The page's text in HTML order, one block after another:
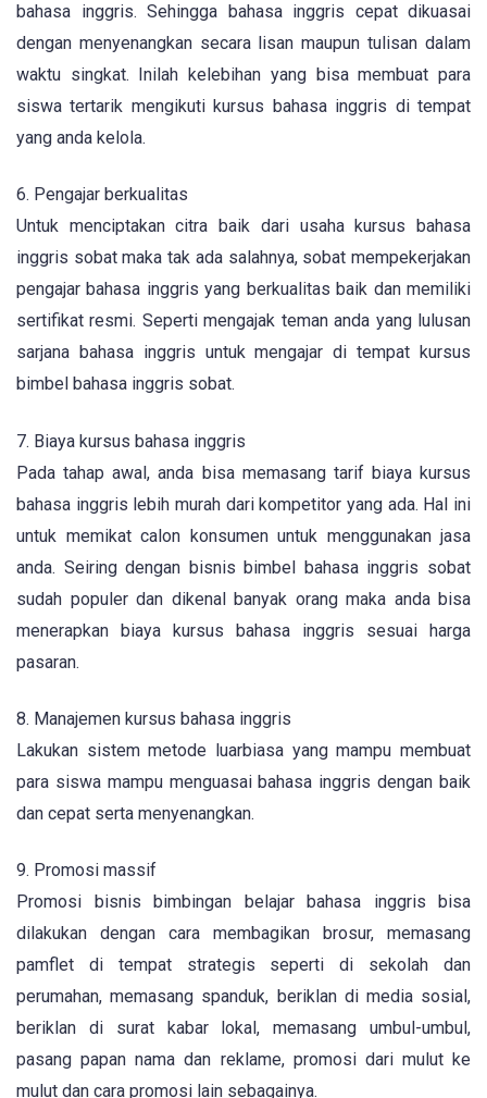
bahasa inggris. Sehingga bahasa inggris cepat dikuasai
dengan menyenangkan secara lisan maupun tulisan dalam
waktu singkat. Inilah kelebihan yang bisa membuat para
siswa tertarik mengikuti kursus bahasa inggris di tempat
yang anda kelola.
6. Pengajar berkualitas
Untuk menciptakan citra baik dari usaha kursus bahasa
inggris sobat maka tak ada salahnya, sobat mempekerjakan
pengajar bahasa inggris yang berkualitas baik dan memiliki
sertifikat resmi. Seperti mengajak teman anda yang lulusan
sarjana bahasa inggris untuk mengajar di tempat kursus
bimbel bahasa inggris sobat.
7. Biaya kursus bahasa inggris
Pada tahap awal, anda bisa memasang tarif biaya kursus
bahasa inggris lebih murah dari kompetitor yang ada. Hal ini
untuk memikat calon konsumen untuk menggunakan jasa
anda. Seiring dengan bisnis bimbel bahasa inggris sobat
sudah populer dan dikenal banyak orang maka anda bisa
menerapkan biaya kursus bahasa inggris sesuai harga
pasaran.
8. Manajemen kursus bahasa inggris
Lakukan sistem metode luarbiasa yang mampu membuat
para siswa mampu menguasai bahasa inggris dengan baik
dan cepat serta menyenangkan.
9. Promosi massif
Promosi bisnis bimbingan belajar bahasa inggris bisa
dilakukan dengan cara membagikan brosur, memasang
pamflet di tempat strategis seperti di sekolah dan
perumahan, memasang spanduk, beriklan di media sosial,
beriklan di surat kabar lokal, memasang umbul-umbul,
pasang papan nama dan reklame, promosi dari mulut ke
mulut dan cara promosi lain sebagainya.